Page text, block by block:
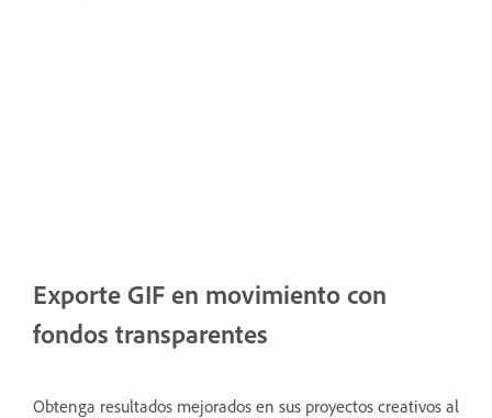
Exporte GIF en movimiento con
fondos transparentes
Obtenga resultados mejorados en sus proyectos creativos al